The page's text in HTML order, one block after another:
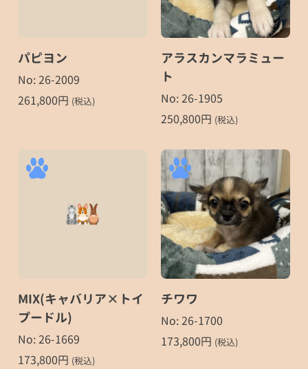
パピヨン
No: 26-2009
261,800円 (税込)
アラスカンマラミュー
ト
No: 26-1905
250,800円 (税込)
MIX(キャバリア×トイ
プードル)
No: 26-1669
173,800円 (税込)
チワワ
No: 26-1700
173,800円 (税込)